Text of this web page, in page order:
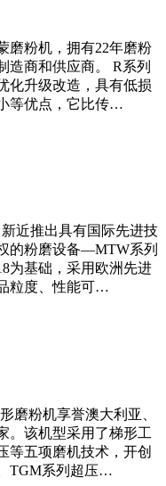
磨粉机，拥有22年磨粉
造商和供应商。 R系列
化升级改造，具有低损
等优点，它比传…
近推出具有国际先进技
的粉磨设备—MTW系列
为基础，采用欧洲先进
粒度、性能可…
磨粉机享誉澳大利亚、
。该机型采用了梯形工
等五项磨机技术，开创
TGM系列超压…